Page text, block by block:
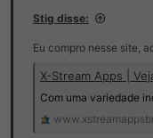
Stig disse:
Eu compro nesse site,
X-Stream Apps |
Com uma variedade